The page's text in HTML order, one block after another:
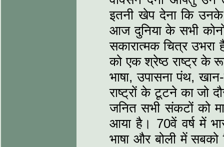
इतनी खेप देना कि
आज दुनिया के सभी
सकारात्‍मक चित्र उभरा
को एक श्रेष्‍ठ राष्‍ट्र के
भाषा, उपासना पंथ,
राष्‍ट्रों के टूटने का जो
जनित सभी संकटों को
आया है। 70वें वर्ष में
भाषा और बोली में सबको